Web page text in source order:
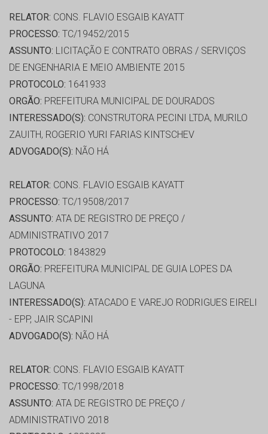
RELATOR: CONS. FLAVIO ESGAIB KAYATT
PROCESSO: TC/19452/2015
ASSUNTO: LICITAÇÃO E CONTRATO OBRAS / SERVIÇOS
DE ENGENHARIA E MEIO AMBIENTE 2015
PROTOCOLO: 1641933
ORGÃO: PREFEITURA MUNICIPAL DE DOURADOS
INTERESSADO(S): CONSTRUTORA PECINI LTDA, MURILO
ZAUITH, ROGERIO YURI FARIAS KINTSCHEV
ADVOGADO(S): NÃO HÁ
RELATOR: CONS. FLAVIO ESGAIB KAYATT
PROCESSO: TC/19508/2017
ASSUNTO: ATA DE REGISTRO DE PREÇO /
ADMINISTRATIVO 2017
PROTOCOLO: 1843829
ORGÃO: PREFEITURA MUNICIPAL DE GUIA LOPES DA
LAGUNA
INTERESSADO(S): ATACADO E VAREJO RODRIGUES EIRELI
- EPP, JAIR SCAPINI
ADVOGADO(S): NÃO HÁ
RELATOR: CONS. FLAVIO ESGAIB KAYATT
PROCESSO: TC/1998/2018
ASSUNTO: ATA DE REGISTRO DE PREÇO /
ADMINISTRATIVO 2018